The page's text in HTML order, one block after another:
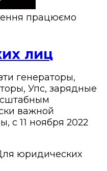
працюємо
лиц
генераторы,
Упс, зарядные
важной
с 11 ноября 2022
юридических